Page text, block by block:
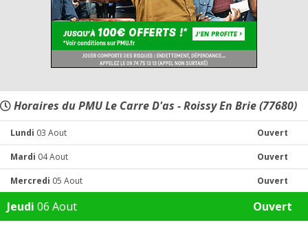
Horaires du PMU Le Carre D'as - Roissy En Brie (77680)
Lundi 03 Aout Ouvert
Mardi 04 Aout Ouvert
Mercredi 05 Aout Ouvert
Jeudi 06 Aout Ouvert